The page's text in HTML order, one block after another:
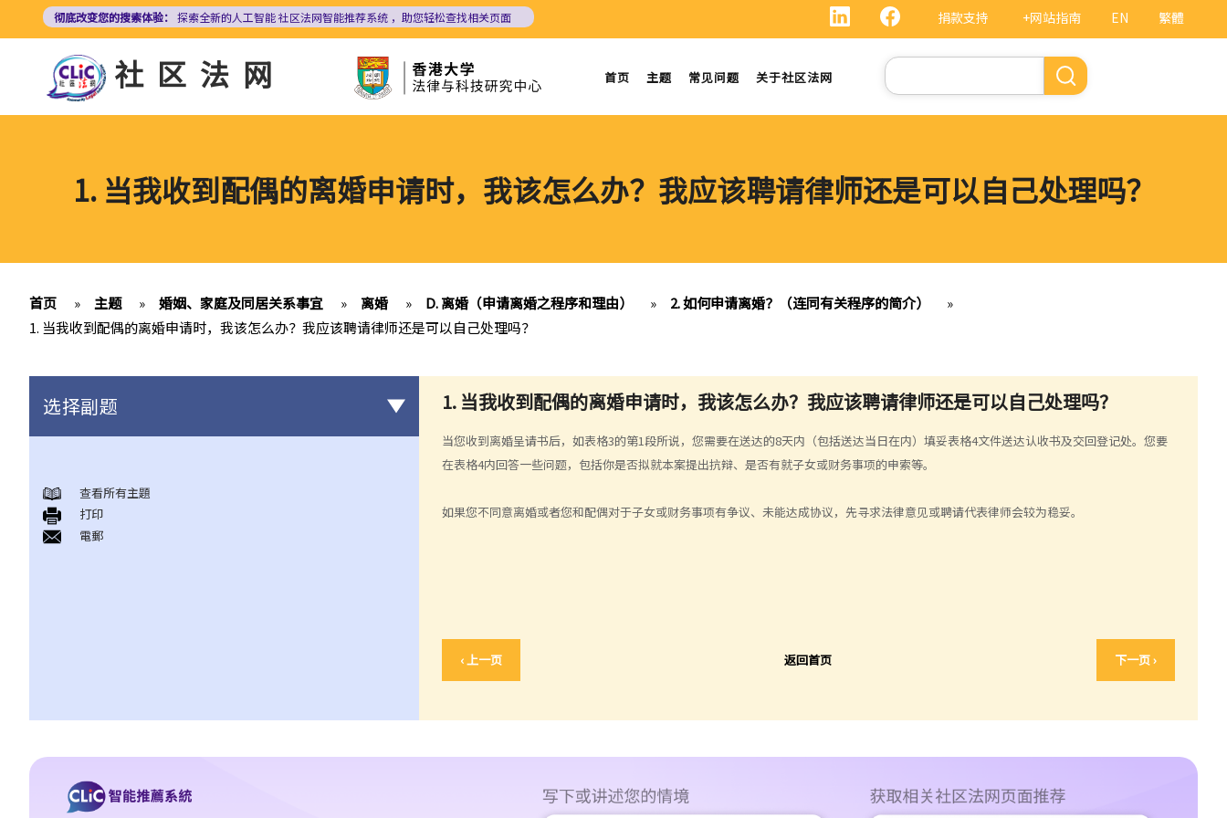
内
EN 繁體
捐款支持 +网站指南
彻底改变您的搜索体验： 探索全新的人工智能社区法网智能推荐系统 ，助您轻松查找相关页面
社区法网 首页 主题 常见问题 关于社区法网
搜
索
1. 当我收到配偶的离婚申请时，我该怎么办？我应该聘请律师还是可以自己处理吗？
首页 » 主题 » 婚姻、家庭及同居关系事宜 » 离婚 » D. 离婚（申请离婚之程序和理由） » 2. 如何申请离婚？（连同有关程序的简介）
»
1. 当我收到配偶的离婚申请时，我该怎么办？我应该聘请律师还是可以自己处理吗？
1. 当我收到配偶的离婚申请时，我该怎么办？我应该聘请律师还是可以自己处理吗？
当您收到离婚呈请书后，如表格3的第1段所说，您需要在送达的8天内（包括送达当日在内）填妥表格4文件送达认收书及交回登记处。您要
在表格4内回答一些问题，包括你是否拟就本案提出抗辩、是否有就子女或财务事项的申索等。
如果您不同意离婚或者您和配偶对于子女或财务事项有争议、未能达成协议，先寻求法律意见或聘请代表律师会较为稳妥。
‹ 上一页 返回首页 下一页 ›
选择副题
A. 概述
B. 香港认可的婚姻关系
E. 婚姻协议书
查看所有主題
打印
電郵